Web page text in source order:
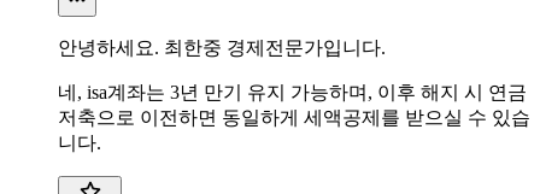
안녕하세요. 최한중 경제전문가입니다.
네, isa계좌는 3년 만기 유지 가능하며, 이후 해지 시 연금
저축으로 이전하면 동일하게 세액공제를 받으실 수 있습
니다.